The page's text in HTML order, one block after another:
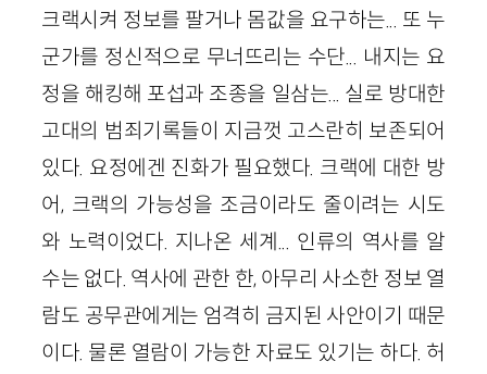
크랙시켜 정보를 팔거나 몸값을 요구하는... 또 누
군가를 정신적으로 무너뜨리는 수단... 내지는 요
정을 해킹해 포섭과 조종을 일삼는... 실로 방대한
고대의 범죄기록들이 지금껏 고스란히 보존되어
있다. 요정에겐 진화가 필요했다. 크랙에 대한 방
어, 크랙의 가능성을 조금이라도 줄이려는 시도
와 노력이었다. 지나온 세계... 인류의 역사를 알
수는 없다. 역사에 관한 한, 아무리 사소한 정보 열
람도 공무관에게는 엄격히 금지된 사안이기 때문
이다. 물론 열람이 가능한 자료도 있기는 하다. 허